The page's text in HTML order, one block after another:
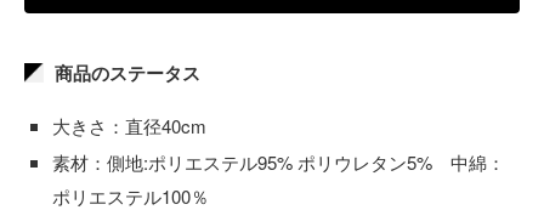
商品のステータス
大きさ：直径40cm
素材：側地:ポリエステル95% ポリウレタン5% 中綿：
ポリエステル100％